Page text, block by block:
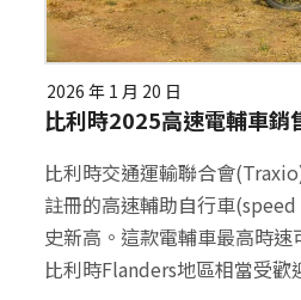
2026 年 1 月 20 日
比利時2025高速電輔車銷
比利時交通運輸聯合會
註冊的高速輔助自行車
史新高。這款電輔車最高時
比利時Flanders地區相當受歡